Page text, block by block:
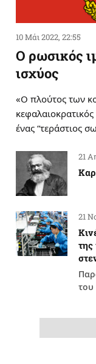
10 Μάι 2022, 22:55
Ο ρωσικός
ισχύος
«Ο πλούτος των
ένας “τεράστιος
21
21
της
του